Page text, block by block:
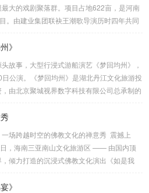
大的戏剧聚落群。项目占地622亩，是河南
。由建业集团联袂王潮歌导演历时四年共同
扛鼎之作。作为一部以厚重的中原文化为题
歌导演用棋盘的格局把土地方格化、戏剧
聚落群粘合在一起，为世界打造了一个戏剧王
参与了该项目，负责了幻...
》
故事，大型行浸式游船演艺《梦回均州》，
公演。《梦回均州》是湖北丹江文化旅游投
由北京聚城视界数字科技有限公司总承制的
作品聚城视界 总制作总 设 计：刘峰总 导
法明舞蹈编导：吴琼 李静作曲音乐：方浚豪
主题包装：王雍舞美工程：大连金沅装...
一场跨越时空的佛教文化的禅意秀 震撼上
，海南三亚南山文化旅游区 —— 由国内顶
倾力打造的沉浸式佛教文化演出《如是我
舞台设计、先进的科技手段和深刻的文化内
》